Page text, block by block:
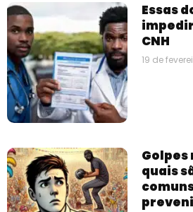
Essas
CNH
19 de
Golpes
quais